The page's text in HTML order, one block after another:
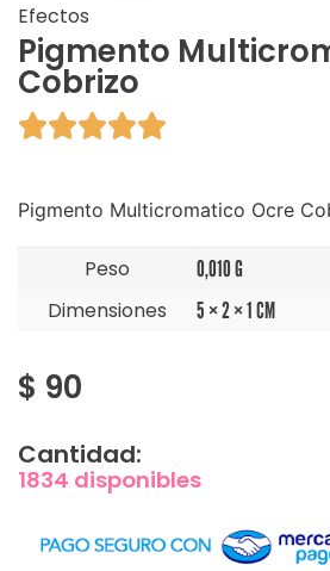
Efectos
Pigmento
Cobrizo

Pigmento Multicromatico Ocre
Peso 0,010 G
Dimensiones 5 × 2 × 1 CM
$ 90
Cantidad:
1834 disponibles